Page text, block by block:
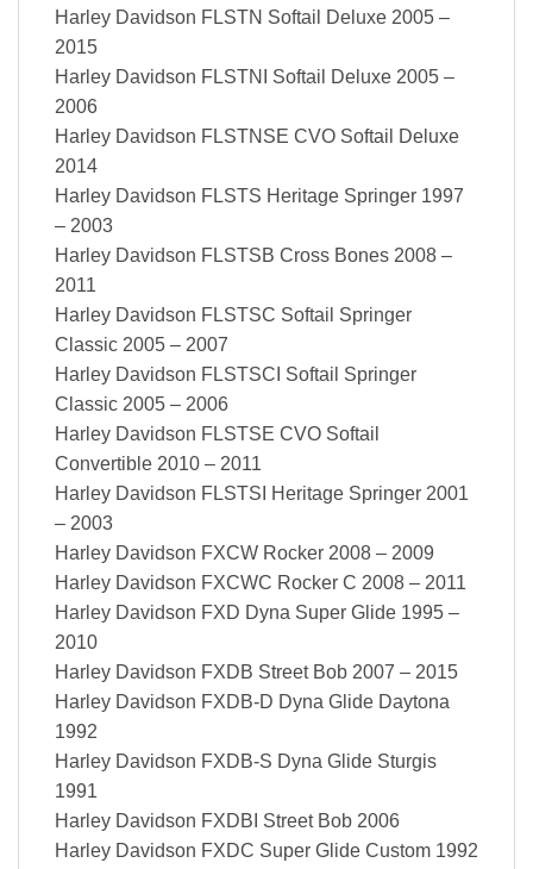
Harley Davidson FLSTN Softail Deluxe 2005 –
2015
Harley Davidson FLSTNI Softail Deluxe 2005 –
2006
Harley Davidson FLSTNSE CVO Softail Deluxe
2014
Harley Davidson FLSTS Heritage Springer 1997
– 2003
Harley Davidson FLSTSB Cross Bones 2008 –
2011
Harley Davidson FLSTSC Softail Springer
Classic 2005 – 2007
Harley Davidson FLSTSCI Softail Springer
Classic 2005 – 2006
Harley Davidson FLSTSE CVO Softail
Convertible 2010 – 2011
Harley Davidson FLSTSI Heritage Springer 2001
– 2003
Harley Davidson FXCW Rocker 2008 – 2009
Harley Davidson FXCWC Rocker C 2008 – 2011
Harley Davidson FXD Dyna Super Glide 1995 –
2010
Harley Davidson FXDB Street Bob 2007 – 2015
Harley Davidson FXDB-D Dyna Glide Daytona
1992
Harley Davidson FXDB-S Dyna Glide Sturgis
1991
Harley Davidson FXDBI Street Bob 2006
Harley Davidson FXDC Super Glide Custom 1992